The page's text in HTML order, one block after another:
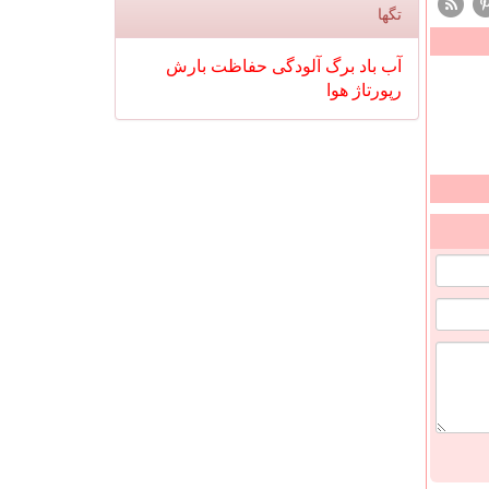
تگها
آب باد برگ آلودگی حفاظت بارش
رپورتاژ هوا